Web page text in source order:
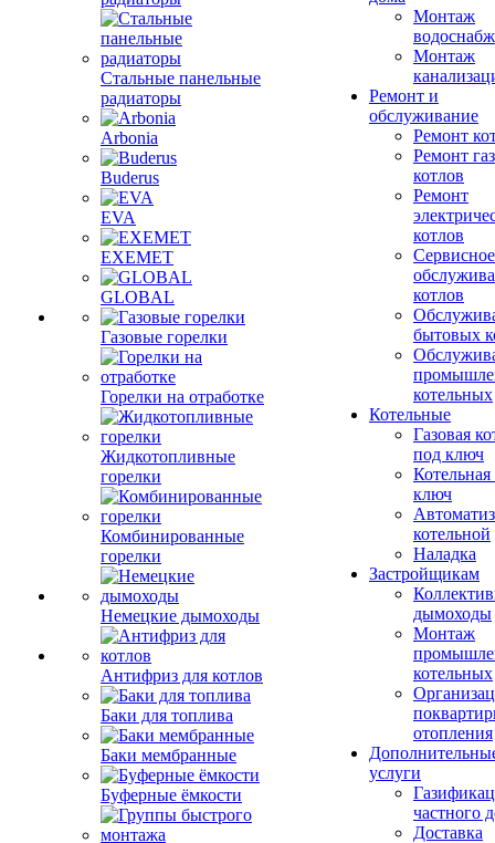
Стальные панельные
радиаторы
Arbonia
Buderus
EVA
EXEMET
GLOBAL
Газовые горелки
Горелки на отработке
Жидкотопливные
горелки
Комбинированные
горелки
Немецкие дымоходы
Антифриз для котлов
Баки для топлива
Баки мембранные
Буферные ёмкости
Монтаж
Монтаж
Ремонт и
обслуживание
Ремонт
Ремонт
котлов
Ремонт
котлов
Сервисное
котлов
бытовых
котельных
Котельные
Газовая
под ключ
ключ
котельной
Наладка
Застройщикам
дымоходы
Монтаж
котельных
отопления
услуги
частного
Доставка